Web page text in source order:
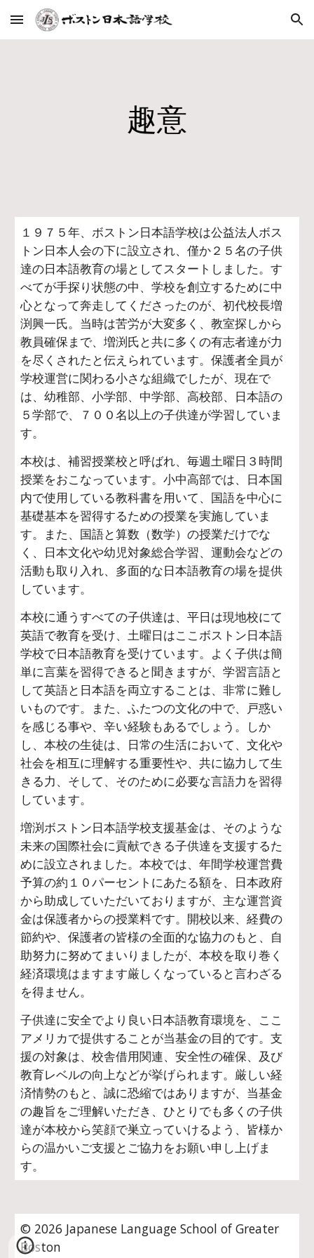
Skip to main content Skip to navigation
趣意
１９７５年、ボストン日本語学校は公益法人ボス
トン日本人会の下に設立され、僅か２５名の子供
達の日本語教育の場としてスタートしました。す
べてが手探り状態の中、学校を創立するために中
心となって奔走してくださったのが、初代校長増
渕興一氏。当時は苦労が大変多く、教室探しから
教員確保まで、増渕氏と共に多くの有志者達が力
を尽くされたと伝えられています。保護者全員が
学校運営に関わる小さな組織でしたが、現在で
は、幼稚部、小学部、中学部、高校部、日本語の
５学部で、７００名以上の子供達が学習していま
す。
本校は、補習授業校と呼ばれ、毎週土曜日３時間
授業をおこなっています。小中高部では、日本国
内で使用している教科書を用いて、国語を中心に
基礎基本を習得するための授業を実施していま
す。また、国語と算数（数学）の授業だけでな
く、日本文化や幼児対象総合学習、運動会などの
活動も取り入れ、多面的な日本語教育の場を提供
しています。
本校に通うすべての子供達は、平日は現地校にて
英語で教育を受け、土曜日はここボストン日本語
学校で日本語教育を受けています。よく子供は簡
単に言葉を習得できると聞きますが、学習言語と
して英語と日本語を両立することは、非常に難し
いものです。また、ふたつの文化の中で、戸惑い
を感じる事や、辛い経験もあるでしょう。しか
し、本校の生徒は、日常の生活において、文化や
社会を相互に理解する重要性や、共に協力して生
きる力、そして、そのために必要な言語力を習得
しています。
増渕ボストン日本語学校支援基金は、そのような
未来の国際社会に貢献できる子供達を支援するた
めに設立されました。本校では、年間学校運営費
予算の約１０パーセントにあたる額を、日本政府
から助成していただいておりますが、主な運営資
金は保護者からの授業料です。開校以来、経費の
節約や、保護者の皆様の全面的な協力のもと、自
助努力に努めてまいりましたが、本校を取り巻く
経済環境はますます厳しくなっていると言わざる
を得ません。
子供達に安全でより良い日本語教育環境を、ここ
アメリカで提供することが当基金の目的です。支
援の対象は、校舎借用関連、安全性の確保、及び
教育レベルの向上などが挙げられます。厳しい経
済情勢のもと、誠に恐縮ではありますが、当基金
の趣旨をご理解いただき、ひとりでも多くの子供
達が本校から笑顔で巣立っていけるよう、皆様か
らの温かいご支援とご協力をお願い申し上げま
す。
© 2026 Japanese Language School of Greater
Boston